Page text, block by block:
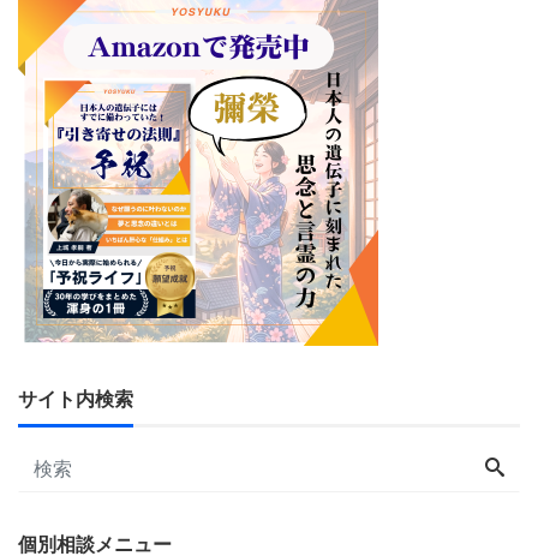
サイト内検索
個別相談メニュー